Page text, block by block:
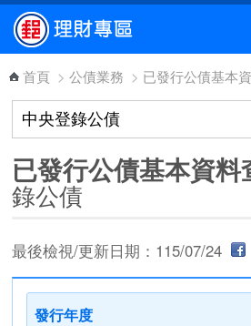
跳到主要內容區塊
首頁 > 公債業務 > 已發行公債基本
已發行公債基本資料
錄公債
最後檢視/更新日期：115/07/24
發行年度